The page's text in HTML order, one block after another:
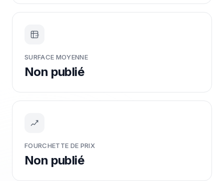
m²
SURFACE MOYENNE
Non publié
FOURCHETTE DE PRIX
Non publié